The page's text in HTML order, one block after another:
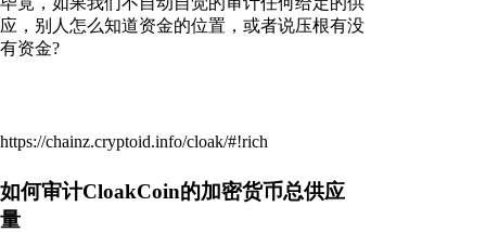
应，别人怎么知道资金的位置，或者说压根有没
有资金?
https://chainz.cryptoid.info/cloak/#!rich
如何审计CloakCoin的加密货币总供应
量